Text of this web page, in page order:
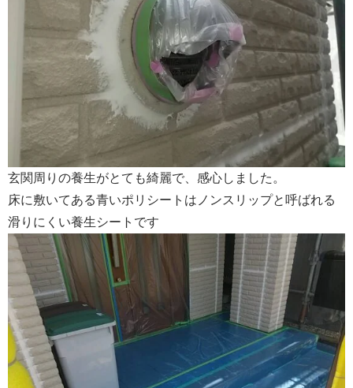
玄関周りの養生がとても綺麗で、感心しました。
床に敷いてある青いポリシートはノンスリップと呼ばれる
滑りにくい養生シートです